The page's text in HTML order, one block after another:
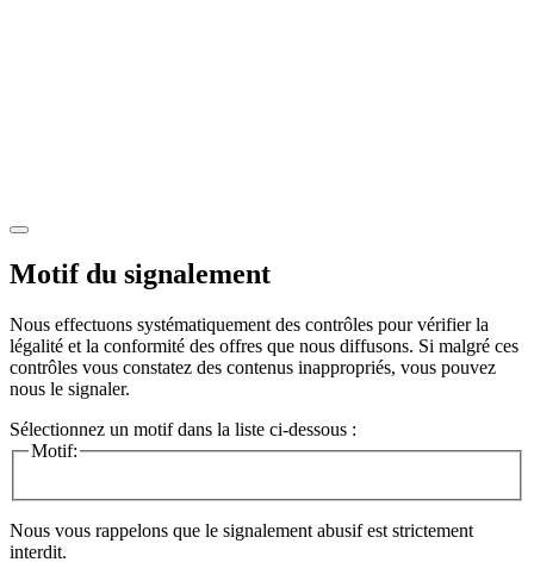
Motif du signalement
Nous effectuons systématiquement des contrôles pour vérifier la
légalité et la conformité des offres que nous diffusons. Si malgré ces
contrôles vous constatez des contenus inappropriés, vous pouvez
nous le signaler.
Sélectionnez un motif dans la liste ci-dessous :
Motif:
Nous vous rappelons que le signalement abusif est strictement
interdit.